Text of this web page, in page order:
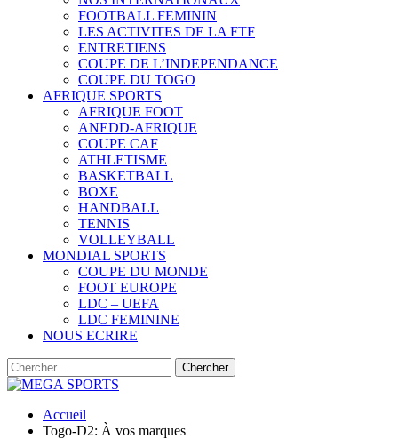
FOOTBALL FEMININ
LES ACTIVITES DE LA FTF
ENTRETIENS
COUPE DE L’INDEPENDANCE
COUPE DU TOGO
AFRIQUE SPORTS
AFRIQUE FOOT
ANEDD-AFRIQUE
COUPE CAF
ATHLETISME
BASKETBALL
BOXE
HANDBALL
TENNIS
VOLLEYBALL
MONDIAL SPORTS
COUPE DU MONDE
FOOT EUROPE
LDC – UEFA
LDC FEMININE
NOUS ECRIRE
Accueil
Togo-D2: À vos marques